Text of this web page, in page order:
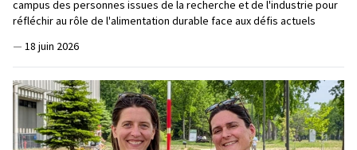
campus des personnes issues de la recherche et de l'industrie pour
réfléchir au rôle de l'alimentation durable face aux défis actuels
— 18 juin 2026